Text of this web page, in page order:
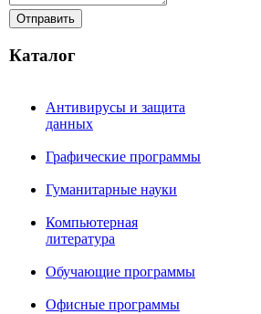
Каталог
Антивирусы и защита
данных
Графические программы
Гуманитарные науки
Компьютерная
литература
Обучающие программы
Офисные программы